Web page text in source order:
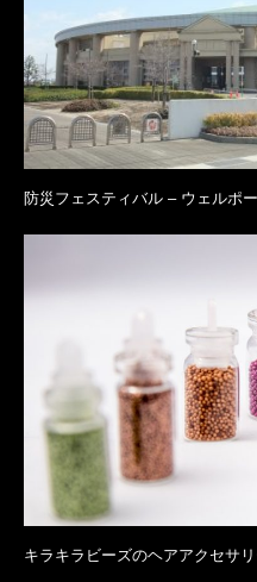
防災フェスティバル – ウェルポ
キラキラビーズのヘアアクセサ